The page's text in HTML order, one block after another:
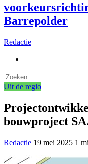
Barrepolder
Redactie
Uit de regio
bouwproject
Redactie 19 mei 2025 1